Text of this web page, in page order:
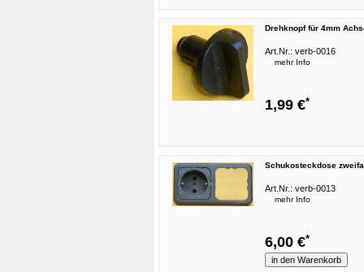
Drehknopf für 4mm
Art.Nr.: verb-0016
mehr Info
1,99 €*
Schukosteckdose
Art.Nr.: verb-0013
mehr Info
6,00 €*